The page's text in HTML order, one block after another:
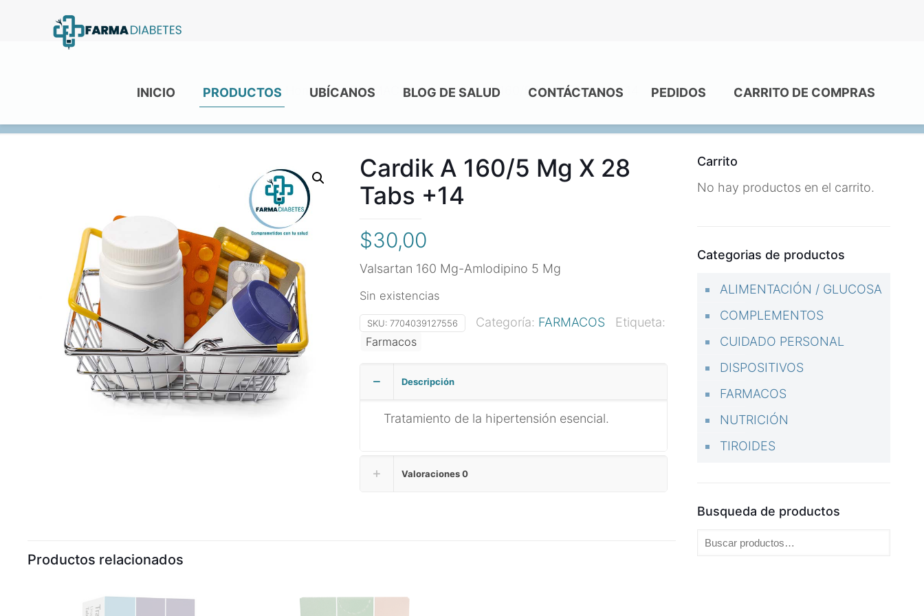
INICIO PRODUCTOS UBÍCANOS BLOG DE SALUD CONTÁCTANOS PEDIDOS CARRITO DE COMPRAS
Home FARMACOS Cardik A 160/5 Mg X 28 Tabs +14
Cardik A 160/5 Mg X 28
Tabs +14
$30,00
Valsartan 160 Mg-Amlodipino 5 Mg
Sin existencias
SKU:7704039127556 Categoría: FARMACOS Etiqueta:
Farmacos
Descripción
Tratamiento de la hipertensión esencial.
Valoraciones0
Productos relacionados
Carrito
No hay productos en el carrito.
Categorias de productos
ALIMENTACIÓN / GLUCOSA
COMPLEMENTOS
CUIDADO PERSONAL
DISPOSITIVOS
FARMACOS
NUTRICIÓN
TIROIDES
Busqueda de productos